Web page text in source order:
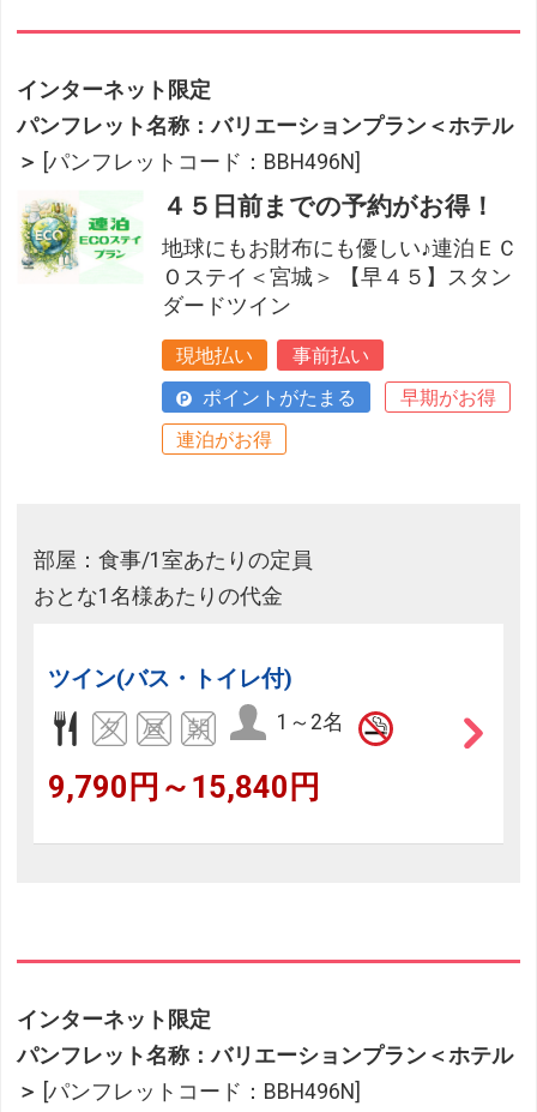
インターネット限定
パンフレット名称：バリエーションプラン＜ホテル
＞ [パンフレットコード：BBH496N]
４５日前までの予約がお得！
地球にもお財布にも優しい♪連泊ＥＣ
Ｏステイ＜宮城＞ 【早４５】スタン
ダードツイン
現地払い
事前払い
ポイントがたまる
早期がお得
連泊がお得
部屋：食事/1室あたりの定員
おとな1名様あたりの代金
ツイン(バス・トイレ付)
1～2名
9,790円～15,840円
インターネット限定
パンフレット名称：バリエーションプラン＜ホテル
＞ [パンフレットコード：BBH496N]